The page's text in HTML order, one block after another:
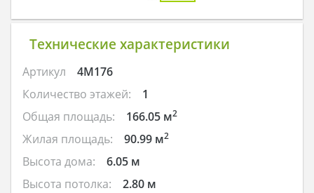
Технические характеристики
Артикул
4M176
Количество этажей:
1
Общая площадь:
166.05 м2
Жилая площадь: 90.99 м2
Высота дома:
6.05 м
Высота потолка:
2.80 м